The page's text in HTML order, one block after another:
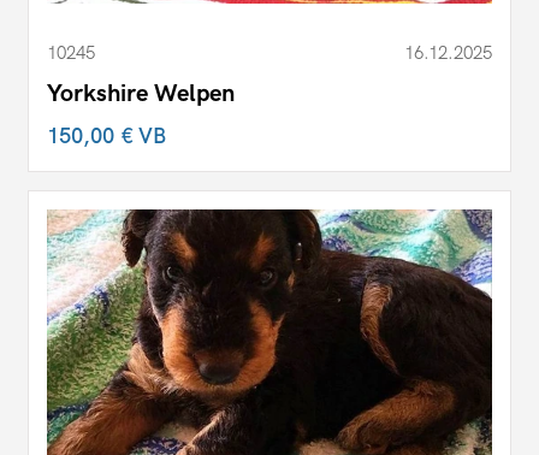
10245 16.12.2025
Yorkshire Welpen
150,00 €VB